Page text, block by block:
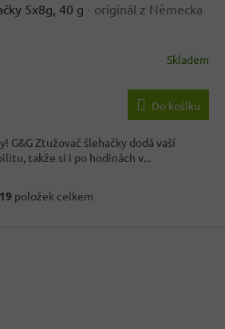
5x8g, 40 g - originál z Německa
Skladem
Do košíku
G&G Ztužovač šlehačky dodá vaší
takže si i po hodinách v...
O
19 položek celkem